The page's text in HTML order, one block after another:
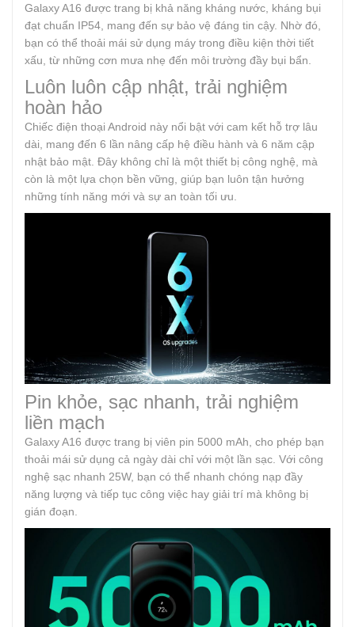
Galaxy A16 được trang bị khả năng kháng nước, kháng bụi
đạt chuẩn IP54, mang đến sự bảo vệ đáng tin cậy. Nhờ đó,
bạn có thể thoải mái sử dụng máy trong điều kiện thời tiết
xấu, từ những cơn mưa nhẹ đến môi trường đầy bụi bẩn.
Luôn luôn cập nhật, trải nghiệm
hoàn hảo
Chiếc điện thoại Android này nổi bật với cam kết hỗ trợ lâu
dài, mang đến 6 lần nâng cấp hệ điều hành và 6 năm cập
nhật bảo mật. Đây không chỉ là một thiết bị công nghệ, mà
còn là một lựa chọn bền vững, giúp bạn luôn tận hưởng
những tính năng mới và sự an toàn tối ưu.
Pin khỏe, sạc nhanh, trải nghiệm
liền mạch
Galaxy A16 được trang bị viên pin 5000 mAh, cho phép bạn
thoải mái sử dụng cả ngày dài chỉ với một lần sạc. Với công
nghệ sạc nhanh 25W, bạn có thể nhanh chóng nạp đầy
năng lượng và tiếp tục công việc hay giải trí mà không bị
gián đoạn.